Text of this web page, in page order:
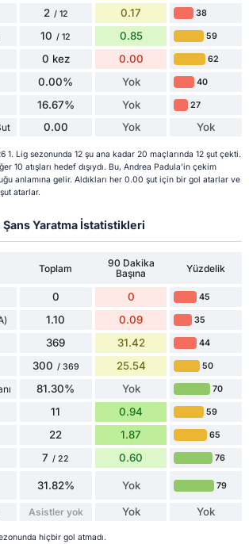
2 / 12 0.17 38
10 / 12 0.85 59
0 kez 0.00 62
0.00% Yok 40
16.67% Yok 27
0.00 Yok Yok
1. Lig sezonunda 12 şu ana kadar 20 maçlarında 12 şut çekti.
10 atışları hedef dışıydı. Bu, Andrea Padula'in çekim
anlamına gelir. Aldıkları her 0.00 şut için bir gol atarlar ve
atarlar.
Yaratma İstatistikleri
Toplam
90 Dakika
Başına
Yüzdelik
0 0 45
1.10 0.09 35
369 31.42 44
300 / 369 25.54 50
81.30% Yok 70
11 0.94 59
22 1.87 65
7 / 22 0.60 76
31.82% Yok 79
Asistler yok Yok Yok
hiçbir gol atmadı.